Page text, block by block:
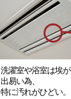
洗濯室や浴室は埃が
出易い為、
特に汚れがひどい。